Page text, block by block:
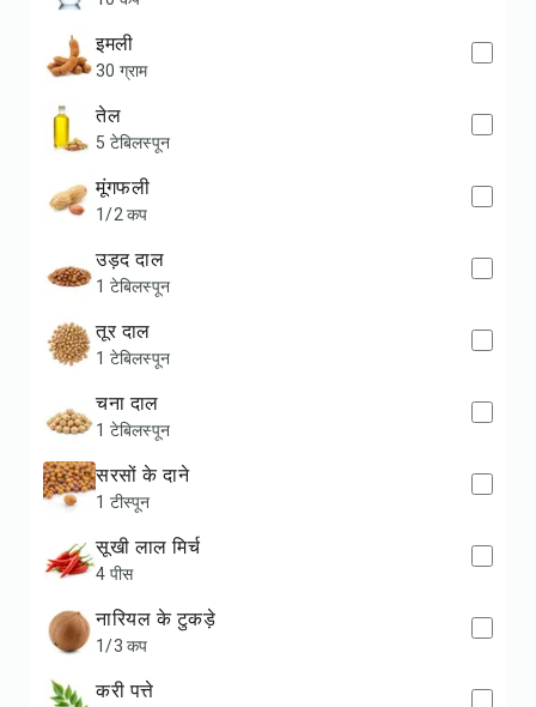
इमली
30 ग्राम
तेल
5 टेबिलस्पून
मूंगफली
1/2 कप
उड़द दाल
1 टेबिलस्पून
तूर दाल
1 टेबिलस्पून
चना दाल
1 टेबिलस्पून
सरसों के दाने
1 टीस्पून
सूखी लाल मिर्च
4 पीस
नारियल के टुकड़े
1/3 कप
करी पत्ते